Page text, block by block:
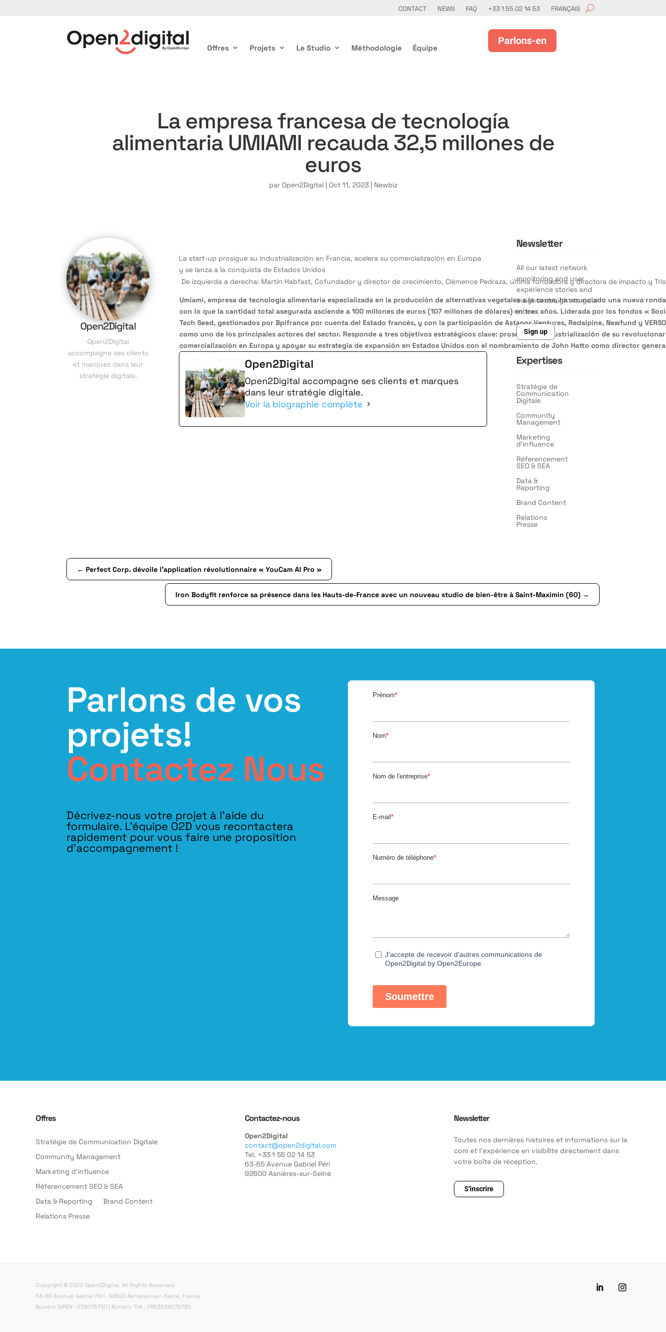
CONTACT NEWS FAQ +33 1 55 02 14 53 FRANÇAIS
Offres Projets Le Studio Méthodologie Équipe
Parlons-en
La empresa francesa de tecnología
alimentaria UMIAMI recauda 32,5 millones de
euros
par Open2Digital| Oct 11, 2023| Newbiz
Open2Digital
Open2Digital
accompagne ses clients
et marques dans leur
stratégie digitale.
La start-up prosigue su industrialización en Francia, acelera su comercialización en Europa
y se lanza a la conquista de Estados Unidos
De izquierda a derecha: Martin Habfast, Cofundador y director de crecimiento, Clémence Pedraza, última fundadora y directora de impacto y
Umiami, empresa de tecnología alimentaria especializada en la producción de alternativas vegetales a la carne, ha anunciado una nueva
con lo que la cantidad total asegurada asciende a 100 millones de euros (107 millones de dólares) en tres años. Liderada por los fondos «
Tech Seed, gestionados por Bpifrance por cuenta del Estado francés, y con la participación de Astanor Ventures, Redalpine, Newfund y
como uno de los principales actores del sector. Responde a tres objetivos estratégicos clave: proseguir la industrialización de su
comercialización en Europa y apoyar su estrategia de expansión en Estados Unidos con el nombramiento de John Hatto como director
Open2Digital
Open2Digital accompagne ses clients et marques
dans leur stratégie digitale.
Voir la biographie complète
Newsletter
All our latest network
monitoring and user
experience stories and
insights straight to your
inbox.
Sign up
Expertises
Stratégie de
Communication
Digitale
Community
Management
Marketing
d’influence
Réferencement
SEO & SEA
Data &
Reporting
Brand Content
Relations
Presse
← Perfect Corp. dévoile l’application révolutionnaire « YouCam AI Pro »
Iron Bodyfit renforce sa présence dans les Hauts-de-France avec un nouveau studio de bien-être à Saint-Maximin (60)→
Parlons de vos
projets!
Contactez Nous
Décrivez-nous votre projet à l’aide du
formulaire. L'équipe O2D vous recontactera
rapidement pour vous faire une proposition
d’accompagnement !
Offres
Stratégie de Communication Digitale
Community Management
Marketing d’influence
Réferencement SEO & SEA
Data & Reporting
Brand Content
Relations Presse
Contactez-nous
Open2Digital
contact@open2digital.com
Tel. +33 1 55 02 14 53
63-65 Avenue Gabriel Péri
92600 Asnières-sur-Seine
Newsletter
Toutes nos dernières histoires et informations sur la
com et l'expérience en visibilite directement dans
votre boîte de réception.
S'inscrire
Copyright © 2023 Open2Digital. All Rights Reserved.
63-65 Avenue Gabriel Péri, 92600 Asnières-sur-Seine, France
Numéro SIREN : 538075730 | Numéro TVA : FR53538075730